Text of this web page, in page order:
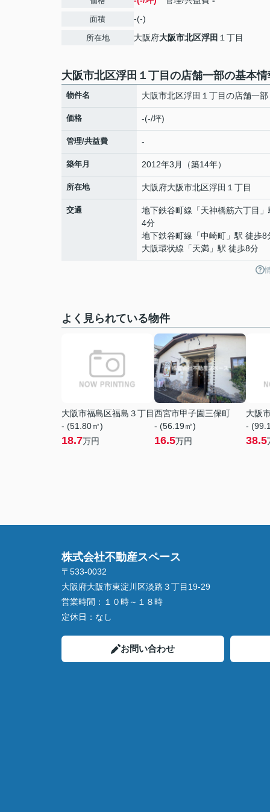
面積 -(-)
所在地 大阪府大阪市北区浮田 １丁目
大阪市北区浮田１丁目の店舗一部の基本情
物件名 大阪市北区浮田１丁目の店舗一部
価格 -(-/坪)
管理/共益費 -
築年月 2012年3月（築14年）
所在地 大阪府大阪市北区浮田 １丁目
交通 地下鉄谷町線 「天神橋筋六丁目
4分
地下鉄谷町線 「中崎町 」駅 徒歩8
大阪環状線 「天満 」駅 徒歩8分
よく見られている物件
大阪市福島区福島３丁目
- (51.80㎡)
18.7万円
西宮市甲子園三保町
- (56.19㎡)
16.5万円
大阪
-
38.5
株式会社不動産スペース
〒533-0032
大阪府大阪市東淀川区淡路３丁目19-29
営業時間： １０時～１８時
定休日： なし
お問い合わせ